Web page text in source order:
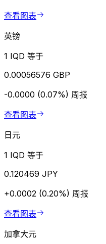
查看图表
英镑
1 IQD 等于
0.00056576 GBP
-0.0000 (0.07%) 周报
查看图表
日元
1 IQD 等于
0.120469 JPY
+0.0002 (0.20%) 周报
查看图表
加拿大元